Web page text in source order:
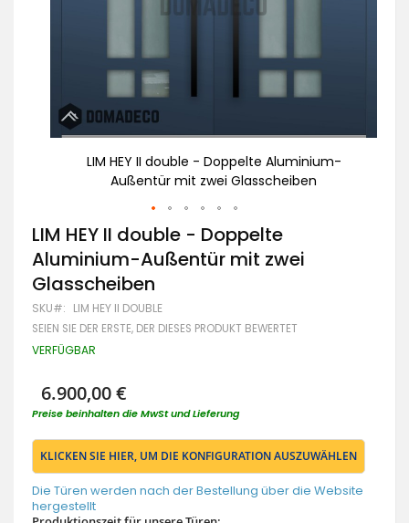
LIM HEY II double - Doppelte Aluminium-
Außentür mit zwei Glasscheiben
Zum
Anfang
der
Bildgalerie
springen
LIM HEY II double - Doppelte
Aluminium-Außentür mit zwei
Glasscheiben
SKU LIM HEY II DOUBLE
SEIEN SIE DER ERSTE, DER DIESES PRODUKT BEWERTET
VERFÜGBAR
6.900,00 €
Preise beinhalten die MwSt und Lieferung
KLICKEN SIE HIER, UM DIE KONFIGURATION AUSZUWÄHLEN
Die Türen werden nach der Bestellung über die Website
hergestellt